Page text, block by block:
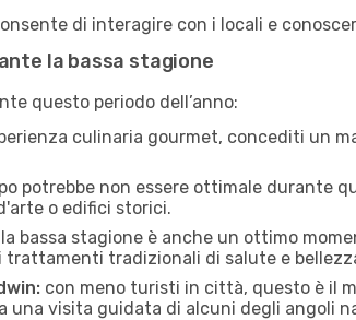
di interagire con i locali e
la bassa stagione
questo periodo dell’anno:
culinaria gourmet, concediti un
potrebbe non essere ottimale durante
o edifici storici.
la bassa stagione è anche un ottimo
trattamenti tradizionali di salute e
con meno turisti in città, questo è il
una visita guidata di alcuni degli angoli